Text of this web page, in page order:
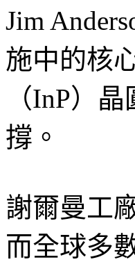
Jim
施中的核
（InP）
撐。
謝爾曼工
而全球多